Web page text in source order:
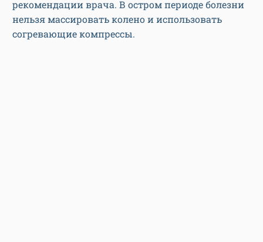
рекомендации врача. В остром периоде болезни
нельзя массировать колено и использовать
согревающие компрессы.